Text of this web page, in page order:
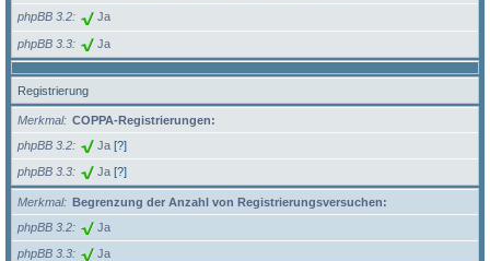
phpBB 3.2
Ja
phpBB 3.3 Ja
Registrierung
Merkmal
COPPA-Registrierungen:
phpBB 3.2
Ja [?]
phpBB 3.3 Ja [?]
Merkmal
Begrenzung der Anzahl von Registrierungsversuchen:
phpBB 3.2
Ja
phpBB 3.3 Ja